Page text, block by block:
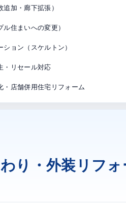
加・廊下拡張）
住まいへの変更）
ョン（スケルトン）
・リセール対応
・店舗併用住宅リフォーム
り・外装リフ